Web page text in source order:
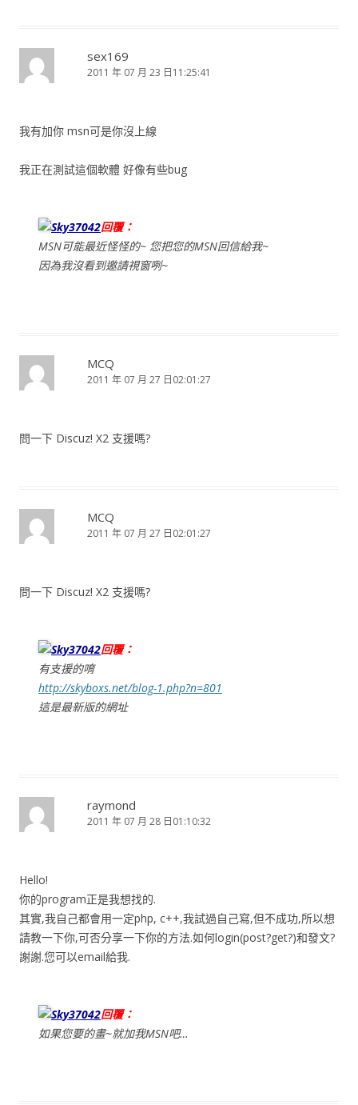
sex169
2011 年 07 月 23 日11:25:41
我有加你 msn可是你沒上線
我正在測試這個軟體 好像有些bug
Sky37042回覆：
MSN可能最近怪怪的~ 您把您的MSN回信給我~
因為我沒看到邀請視窗咧~
MCQ
2011 年 07 月 27 日02:01:27
問一下 Discuz! X2 支援嗎?
MCQ
2011 年 07 月 27 日02:01:27
問一下 Discuz! X2 支援嗎?
Sky37042回覆：
有支援的唷
http://skyboxs.net/blog-1.php?n=801
這是最新版的網址
raymond
2011 年 07 月 28 日01:10:32
Hello!
你的program正是我想找的.
其實,我自己都會用一定php, c++,我試過自己寫,但不成功,所以想
請教一下你,可否分享一下你的方法.如何login(post?get?)和發文?
謝謝.您可以email給我.
Sky37042回覆：
如果您要的畫~就加我MSN吧…